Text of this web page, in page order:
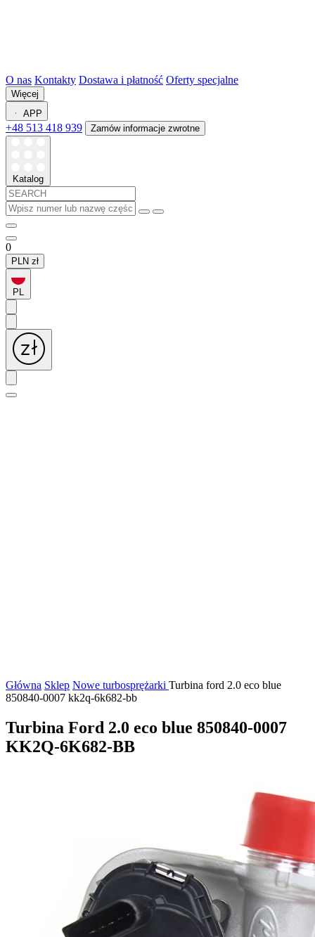
O nas Kontakty Dostawa i płatność Oferty specjalne
Więcej
APP
+48 513 418 939 Zamów informacje zwrotne
Katalog
0
PLN zł
PL
Główna Sklep Nowe turbosprężarki Turbina ford 2.0 eco blue
850840-0007 kk2q-6k682-bb
Turbina Ford 2.0 eco blue 850840-0007
KK2Q-6K682-BB